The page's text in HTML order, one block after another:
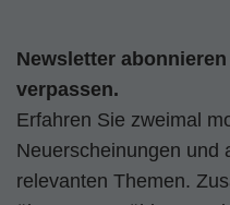
Newsletter
verpassen.
Erfahren Sie zweimal
Neuerscheinungen und
relevanten Themen.